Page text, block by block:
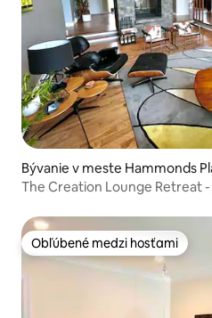
Bývanie v meste Hammonds
The Creation Lounge Retreat
Obľúbené medzi hosťami
Obľúbené medzi hosťami